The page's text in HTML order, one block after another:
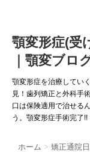
顎変形症(受
｜顎変ブロ
顎変形症を治療してい
見！歯列矯正と外科手
口は保険適用で治せる
う。顎変形症手術完了!!
ホーム > 矯正通院